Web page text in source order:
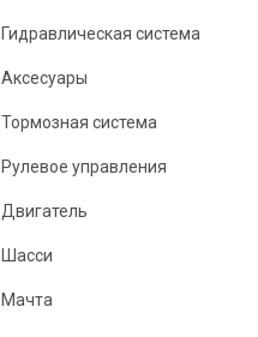
Гидравлическая система
Аксесуары
Тормозная система
Рулевое управления
Двигатель
Шасси
Мачта